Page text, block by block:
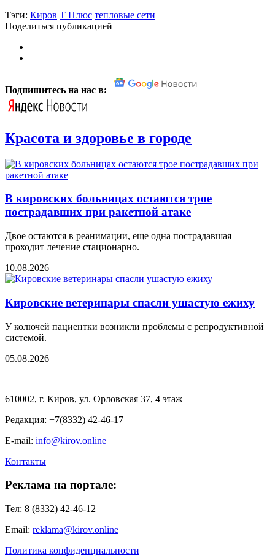
Тэги: Киров Т Плюс тепловые сети
Поделиться публикацией
Подпишитесь на нас в:
Красота и здоровье в городе
В кировских больницах остаются трое
пострадавших при ракетной атаке
Двое остаются в реанимации, еще одна пострадавшая
проходит лечение стационарно.
10.08.2026
Кировские ветеринары спасли ушастую ежиху
У колючей пациентки возникли проблемы с репродуктивной
системой.
05.08.2026
610002, г. Киров, ул. Орловская 37, 4 этаж
Редакция: +7(8332) 42-46-17
E-mail: info@kirov.online
Контакты
Реклама на портале:
Тел: 8 (8332) 42-46-12
Email: reklama@kirov.online
Политика конфиденциальности